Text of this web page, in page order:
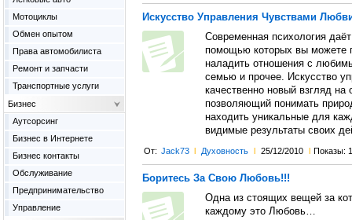
Искусство Управления Чувствами
Современная психология
помощью которых вы можете
наладить отношения с
семью и прочее. Искусство
качественно новый взгляд
позволяющий понимать
находить уникальные для
видимые результаты своих
От: Jack73 l Духовность l 25/12/2010 l Показы:
Боритесь За Свою Любовь!!!
Одна из стоящих вещей за
каждому это Любовь…
Мотоциклы
Обмен опытом
Права автомобилиста
Ремонт и запчасти
Транспортные услуги
Бизнес
Аутсорсинг
Бизнес в Интернете
Бизнес контакты
Обслуживание
Предпринимательство
Управление